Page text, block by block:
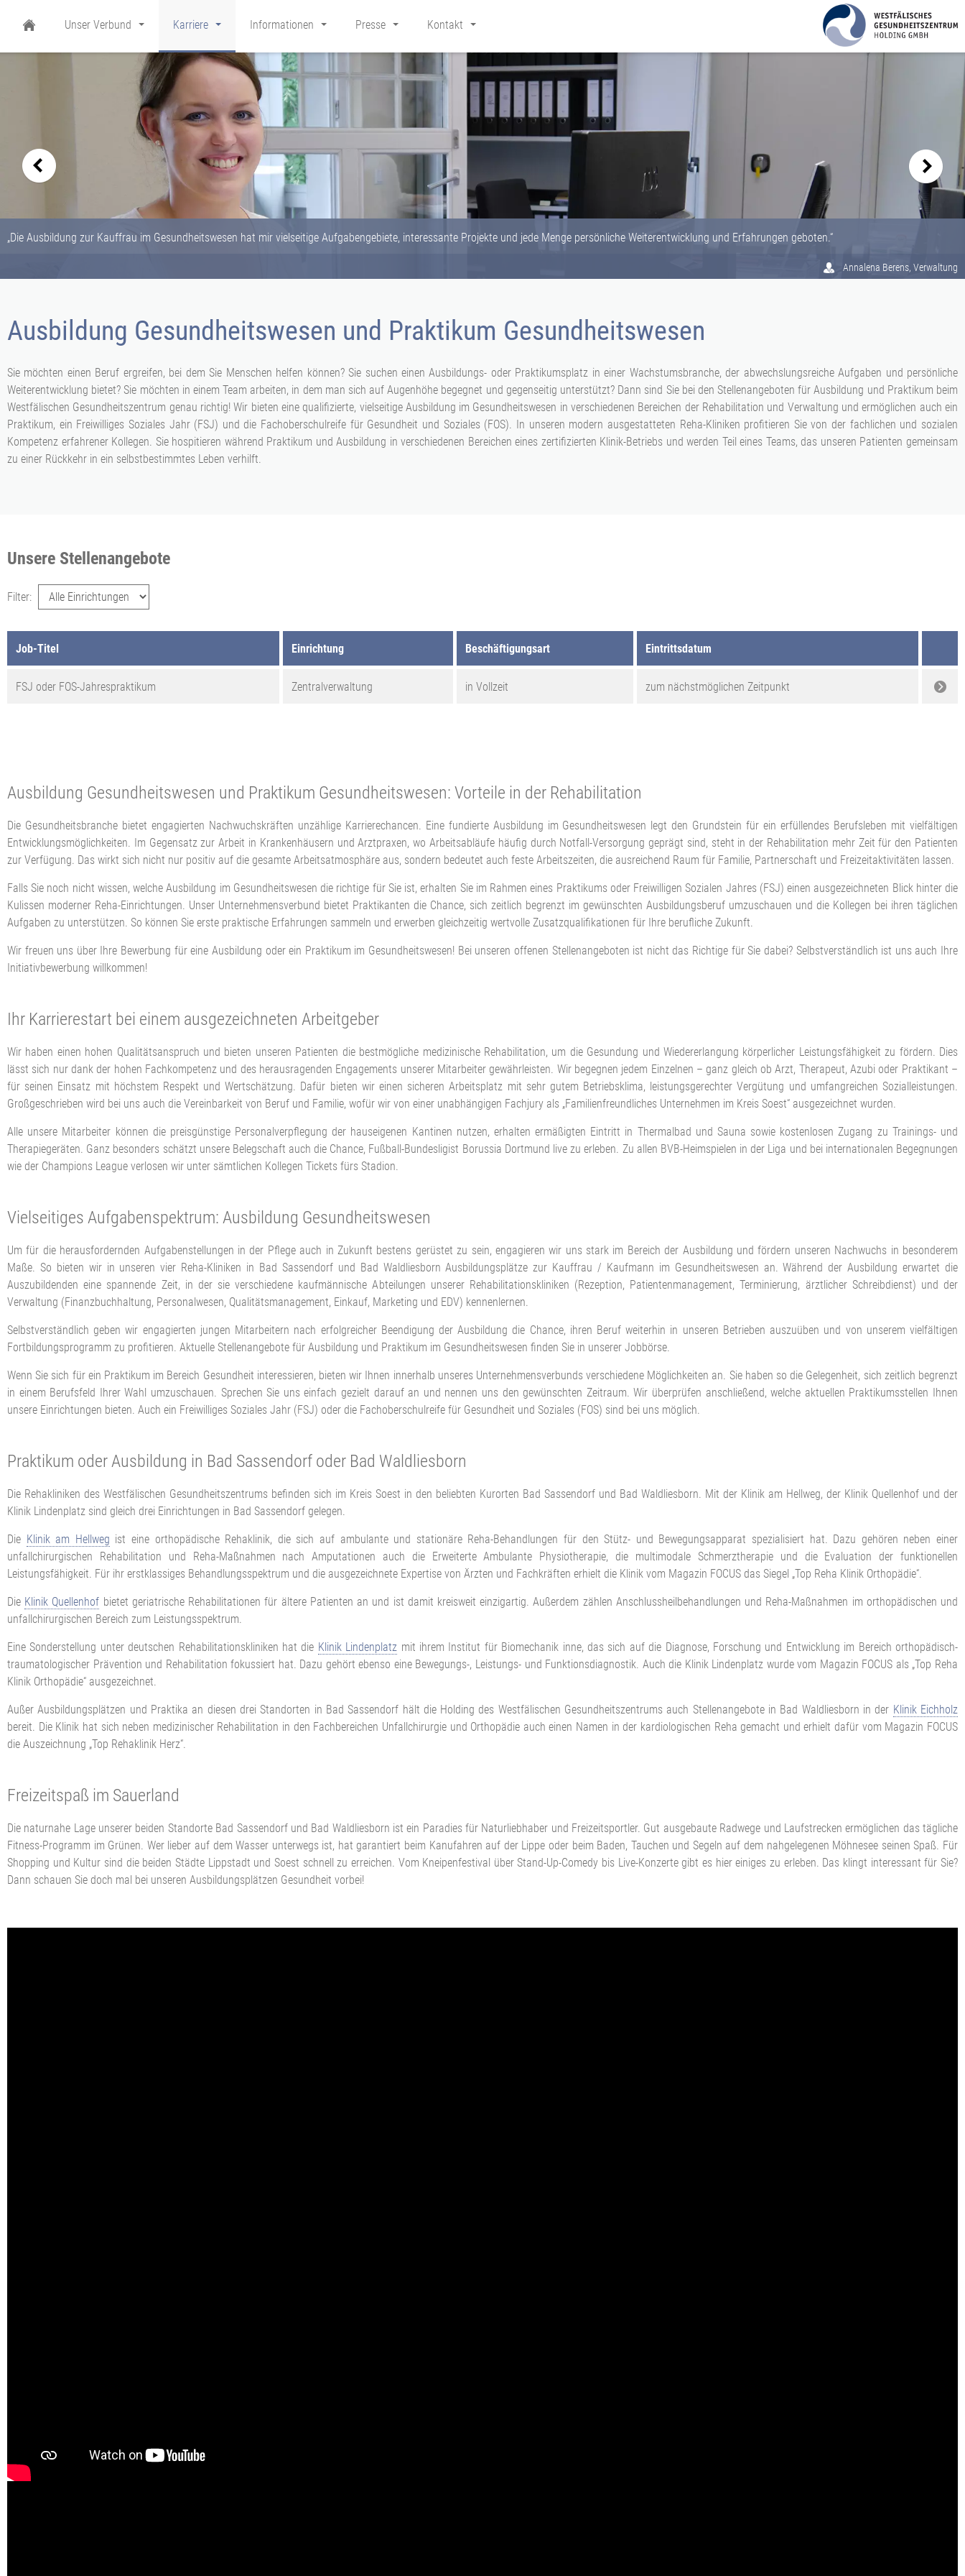
Unser Verbund Karriere Informationen Presse Kontakt
„Die Ausbildung zur Kauffrau im Gesundheitswesen hat mir vielseitige Aufgabengebiete, interessante Projekte und jede Menge persönliche Weiterentwicklung und Erfahrungen geboten.“
Annalena Berens, Verwaltung
Ausbildung Gesundheitswesen und Praktikum Gesundheitswesen
Sie möchten einen Beruf ergreifen, bei dem Sie Menschen helfen können? Sie suchen einen Ausbildungs- oder Praktikumsplatz in einer Wachstumsbranche, der abwechslungsreiche Aufgaben und persönliche
Weiterentwicklung bietet? Sie möchten in einem Team arbeiten, in dem man sich auf Augenhöhe begegnet und gegenseitig unterstützt? Dann sind Sie bei den Stellenangeboten für Ausbildung und Praktikum beim
Westfälischen Gesundheitszentrum genau richtig! Wir bieten eine qualifizierte, vielseitige Ausbildung im Gesundheitswesen in verschiedenen Bereichen der Rehabilitation und Verwaltung und ermöglichen auch ein
Praktikum, ein Freiwilliges Soziales Jahr (FSJ) und die Fachoberschulreife für Gesundheit und Soziales (FOS). In unseren modern ausgestatteten Reha-Kliniken profitieren Sie von der fachlichen und sozialen
Kompetenz erfahrener Kollegen. Sie hospitieren während Praktikum und Ausbildung in verschiedenen Bereichen eines zertifizierten Klinik-Betriebs und werden Teil eines Teams, das unseren Patienten gemeinsam
zu einer Rückkehr in ein selbstbestimmtes Leben verhilft.
Unsere Stellenangebote
Filter:
Job-Titel Einrichtung Beschäftigungsart Eintrittsdatum
FSJ oder FOS-Jahrespraktikum Zentralverwaltung in Vollzeit zum nächstmöglichen Zeitpunkt
Ausbildung Gesundheitswesen und Praktikum Gesundheitswesen: Vorteile in der Rehabilitation
Die Gesundheitsbranche bietet engagierten Nachwuchskräften unzählige Karrierechancen. Eine fundierte Ausbildung im Gesundheitswesen legt den Grundstein für ein erfüllendes Berufsleben mit vielfältigen
Entwicklungsmöglichkeiten. Im Gegensatz zur Arbeit in Krankenhäusern und Arztpraxen, wo Arbeitsabläufe häufig durch Notfall-Versorgung geprägt sind, steht in der Rehabilitation mehr Zeit für den Patienten
zur Verfügung. Das wirkt sich nicht nur positiv auf die gesamte Arbeitsatmosphäre aus, sondern bedeutet auch feste Arbeitszeiten, die ausreichend Raum für Familie, Partnerschaft und Freizeitaktivitäten lassen.
Falls Sie noch nicht wissen, welche Ausbildung im Gesundheitswesen die richtige für Sie ist, erhalten Sie im Rahmen eines Praktikums oder Freiwilligen Sozialen Jahres (FSJ) einen ausgezeichneten Blick hinter die
Kulissen moderner Reha-Einrichtungen. Unser Unternehmensverbund bietet Praktikanten die Chance, sich zeitlich begrenzt im gewünschten Ausbildungsberuf umzuschauen und die Kollegen bei ihren täglichen
Aufgaben zu unterstützen. So können Sie erste praktische Erfahrungen sammeln und erwerben gleichzeitig wertvolle Zusatzqualifikationen für Ihre berufliche Zukunft.
Wir freuen uns über Ihre Bewerbung für eine Ausbildung oder ein Praktikum im Gesundheitswesen! Bei unseren offenen Stellenangeboten ist nicht das Richtige für Sie dabei? Selbstverständlich ist uns auch Ihre
Initiativbewerbung willkommen!
Ihr Karrierestart bei einem ausgezeichneten Arbeitgeber
Wir haben einen hohen Qualitätsanspruch und bieten unseren Patienten die bestmögliche medizinische Rehabilitation, um die Gesundung und Wiedererlangung körperlicher Leistungsfähigkeit zu fördern. Dies
lässt sich nur dank der hohen Fachkompetenz und des herausragenden Engagements unserer Mitarbeiter gewährleisten. Wir begegnen jedem Einzelnen – ganz gleich ob Arzt, Therapeut, Azubi oder Praktikant –
für seinen Einsatz mit höchstem Respekt und Wertschätzung. Dafür bieten wir einen sicheren Arbeitsplatz mit sehr gutem Betriebsklima, leistungsgerechter Vergütung und umfangreichen Sozialleistungen.
Großgeschrieben wird bei uns auch die Vereinbarkeit von Beruf und Familie, wofür wir von einer unabhängigen Fachjury als „Familienfreundliches Unternehmen im Kreis Soest“ ausgezeichnet wurden.
Alle unsere Mitarbeiter können die preisgünstige Personalverpflegung der hauseigenen Kantinen nutzen, erhalten ermäßigten Eintritt in Thermalbad und Sauna sowie kostenlosen Zugang zu Trainings- und
Therapiegeräten. Ganz besonders schätzt unsere Belegschaft auch die Chance, Fußball-Bundesligist Borussia Dortmund live zu erleben. Zu allen BVB-Heimspielen in der Liga und bei internationalen Begegnungen
wie der Champions League verlosen wir unter sämtlichen Kollegen Tickets fürs Stadion.
Vielseitiges Aufgabenspektrum: Ausbildung Gesundheitswesen
Um für die herausfordernden Aufgabenstellungen in der Pflege auch in Zukunft bestens gerüstet zu sein, engagieren wir uns stark im Bereich der Ausbildung und fördern unseren Nachwuchs in besonderem
Maße. So bieten wir in unseren vier Reha-Kliniken in Bad Sassendorf und Bad Waldliesborn Ausbildungsplätze zur Kauffrau / Kaufmann im Gesundheitswesen an. Während der Ausbildung erwartet die
Auszubildenden eine spannende Zeit, in der sie verschiedene kaufmännische Abteilungen unserer Rehabilitationskliniken (Rezeption, Patientenmanagement, Terminierung, ärztlicher Schreibdienst) und der
Verwaltung (Finanzbuchhaltung, Personalwesen, Qualitätsmanagement, Einkauf, Marketing und EDV) kennenlernen.
Selbstverständlich geben wir engagierten jungen Mitarbeitern nach erfolgreicher Beendigung der Ausbildung die Chance, ihren Beruf weiterhin in unseren Betrieben auszuüben und von unserem vielfältigen
Fortbildungsprogramm zu profitieren. Aktuelle Stellenangebote für Ausbildung und Praktikum im Gesundheitswesen finden Sie in unserer Jobbörse.
Wenn Sie sich für ein Praktikum im Bereich Gesundheit interessieren, bieten wir Ihnen innerhalb unseres Unternehmensverbunds verschiedene Möglichkeiten an. Sie haben so die Gelegenheit, sich zeitlich begrenzt
in einem Berufsfeld Ihrer Wahl umzuschauen. Sprechen Sie uns einfach gezielt darauf an und nennen uns den gewünschten Zeitraum. Wir überprüfen anschließend, welche aktuellen Praktikumsstellen Ihnen
unsere Einrichtungen bieten. Auch ein Freiwilliges Soziales Jahr (FSJ) oder die Fachoberschulreife für Gesundheit und Soziales (FOS) sind bei uns möglich.
Praktikum oder Ausbildung in Bad Sassendorf oder Bad Waldliesborn
Die Rehakliniken des Westfälischen Gesundheitszentrums befinden sich im Kreis Soest in den beliebten Kurorten Bad Sassendorf und Bad Waldliesborn. Mit der Klinik am Hellweg, der Klinik Quellenhof und der
Klinik Lindenplatz sind gleich drei Einrichtungen in Bad Sassendorf gelegen.
Die Klinik am Hellweg ist eine orthopädische Rehaklinik, die sich auf ambulante und stationäre Reha-Behandlungen für den Stütz- und Bewegungsapparat spezialisiert hat. Dazu gehören neben einer
unfallchirurgischen Rehabilitation und Reha-Maßnahmen nach Amputationen auch die Erweiterte Ambulante Physiotherapie, die multimodale Schmerztherapie und die Evaluation der funktionellen
Leistungsfähigkeit. Für ihr erstklassiges Behandlungsspektrum und die ausgezeichnete Expertise von Ärzten und Fachkräften erhielt die Klinik vom Magazin FOCUS das Siegel „Top Reha Klinik Orthopädie“.
Die Klinik Quellenhof bietet geriatrische Rehabilitationen für ältere Patienten an und ist damit kreisweit einzigartig. Außerdem zählen Anschlussheilbehandlungen und Reha-Maßnahmen im orthopädischen und
unfallchirurgischen Bereich zum Leistungsspektrum.
Eine Sonderstellung unter deutschen Rehabilitationskliniken hat die Klinik Lindenplatz mit ihrem Institut für Biomechanik inne, das sich auf die Diagnose, Forschung und Entwicklung im Bereich orthopädisch-
traumatologischer Prävention und Rehabilitation fokussiert hat. Dazu gehört ebenso eine Bewegungs-, Leistungs- und Funktionsdiagnostik. Auch die Klinik Lindenplatz wurde vom Magazin FOCUS als „Top Reha
Klinik Orthopädie“ ausgezeichnet.
Außer Ausbildungsplätzen und Praktika an diesen drei Standorten in Bad Sassendorf hält die Holding des Westfälischen Gesundheitszentrums auch Stellenangebote in Bad Waldliesborn in der Klinik Eichholz
bereit. Die Klinik hat sich neben medizinischer Rehabilitation in den Fachbereichen Unfallchirurgie und Orthopädie auch einen Namen in der kardiologischen Reha gemacht und erhielt dafür vom Magazin FOCUS
die Auszeichnung „Top Rehaklinik Herz“.
Freizeitspaß im Sauerland
Die naturnahe Lage unserer beiden Standorte Bad Sassendorf und Bad Waldliesborn ist ein Paradies für Naturliebhaber und Freizeitsportler. Gut ausgebaute Radwege und Laufstrecken ermöglichen das tägliche
Fitness-Programm im Grünen. Wer lieber auf dem Wasser unterwegs ist, hat garantiert beim Kanufahren auf der Lippe oder beim Baden, Tauchen und Segeln auf dem nahgelegenen Möhnesee seinen Spaß. Für
Shopping und Kultur sind die beiden Städte Lippstadt und Soest schnell zu erreichen. Vom Kneipenfestival über Stand-Up-Comedy bis Live-Konzerte gibt es hier einiges zu erleben. Das klingt interessant für Sie?
Dann schauen Sie doch mal bei unseren Ausbildungsplätzen Gesundheit vorbei!